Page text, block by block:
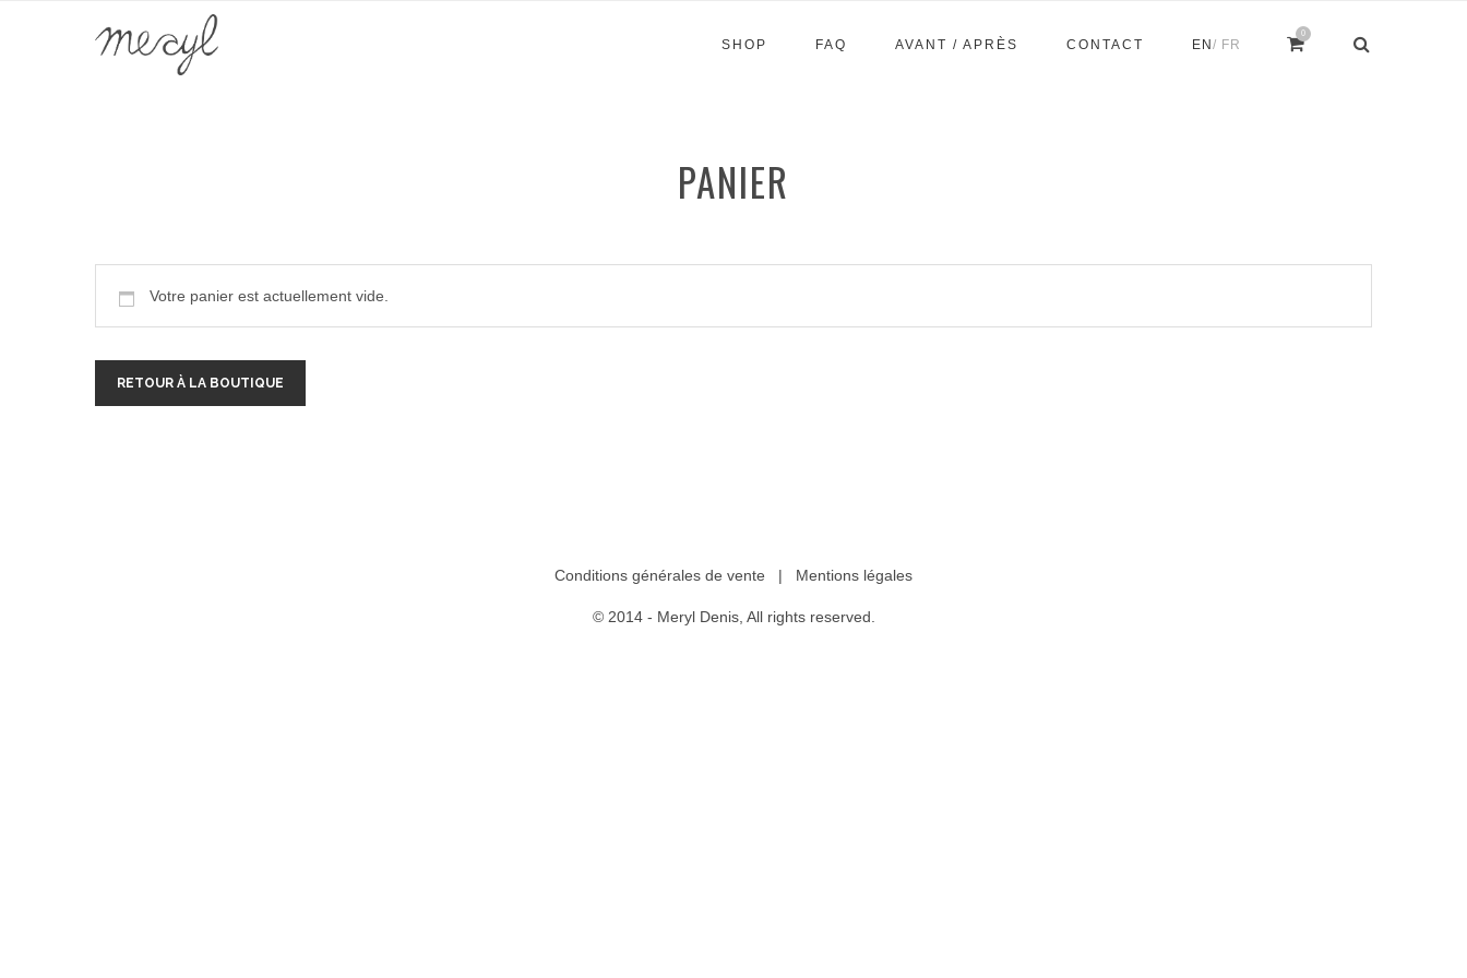
SHOP FAQ AVANT / APRÈS CONTACT EN / FR
0
Panier
PANIER
Votre panier est actuellement vide.
RETOUR À LA BOUTIQUE
Conditions générales de vente | Mentions légales
© 2014 - Meryl Denis, All rights reserved.